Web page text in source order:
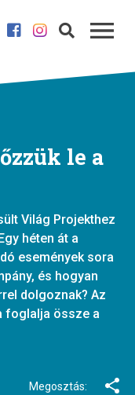
le a
Világ Projekthez
héten át a
események sora
és hogyan
dolgoznak? Az
foglalja össze a
Megosztás: